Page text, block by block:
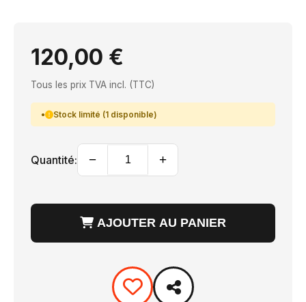
120,00 €
Tous les prix TVA incl. (TTC)
Stock limité (1 disponible)
Quantité: − +
AJOUTER AU PANIER